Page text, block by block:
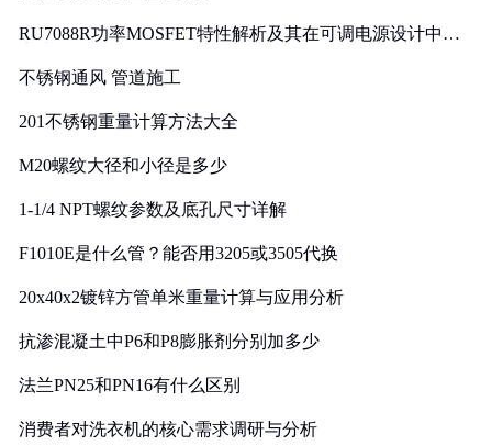
RU7088R功率MOSFET特性解析及其在可调电源设计中的
不锈钢通风 管道施工
201不锈钢重量计算方法大全
M20螺纹大径和小径是多少
1-1/4 NPT螺纹参数及底孔尺寸详解
F1010E是什么管？能否用3205或3505代换
20x40x2镀锌方管单米重量计算与应用分析
抗渗混凝土中P6和P8膨胀剂分别加多少
法兰PN25和PN16有什么区别
消费者对洗衣机的核心需求调研与分析